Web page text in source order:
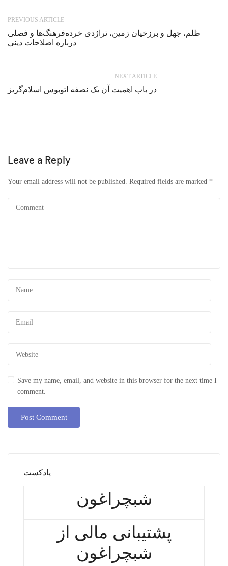
PREVIOUS ARTICLE
ظلم، جهل و برزخیان زمین، تراژدی خرده‌فرهنگ‌ها و فصلی
درباره اصلاحات دینی
NEXT ARTICLE
در باب اهمیت آن یک نصفه اتوبوس اسلام‌گریز
Leave a Reply
Your email address will not be published. Required fields are marked *
Save my name, email, and website in this browser for the next time I
comment.
پادکست
شبچراغون
پشتیبانی مالی از
شبچراغون